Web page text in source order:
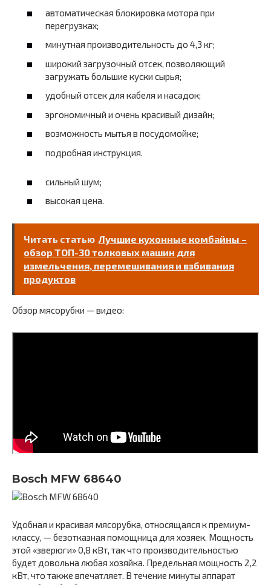
автоматическая блокировка мотора при
перегрузках;
минутная производительность до 4,3 кг;
широкий загрузочный отсек, позволяющий
загружать большие куски сырья;
удобный отсек для кабеля и насадок;
эргономичный и очень красивый дизайн;
возможность мытья в посудомойке;
подробная инструкция.
сильный шум;
высокая цена.
Читать статью Лучшие кухонные комбайны –
обзор ТОП-30 толковых машин для
измельчения, перемешивания и взбивания
продуктов
Обзор мясорубки — видео:
Bosch MFW 68640
Удобная и красивая мясорубка, относящаяся к премиум-
классу, — безотказная помощница для хозяек. Мощность
этой «зверюги» 0,8 кВт, так что производительностью
будет довольна любая хозяйка. Предельная мощность 2,2
кВт, что также впечатляет. В течение минуты аппарат